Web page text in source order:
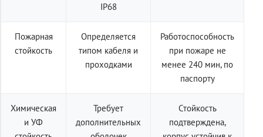
IP68
Пожарная
стойкость
Определяется
типом кабеля и
проходками
Работоспособность
при пожаре не
менее 240 мин, по
паспорту
Химическая
и УФ
Требует
дополнительных
Стойкость
подтверждена,